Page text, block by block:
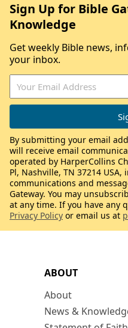
ABOUT
About
News &
Sign Up for Bible
Knowledge
Get weekly Bible news,
your inbox.
By submitting your email
will receive email
operated by HarperCollins
Pl, Nashville, TN 37214
communications and
Gateway. You may
at any time. If you have any
Privacy Policy or email us at